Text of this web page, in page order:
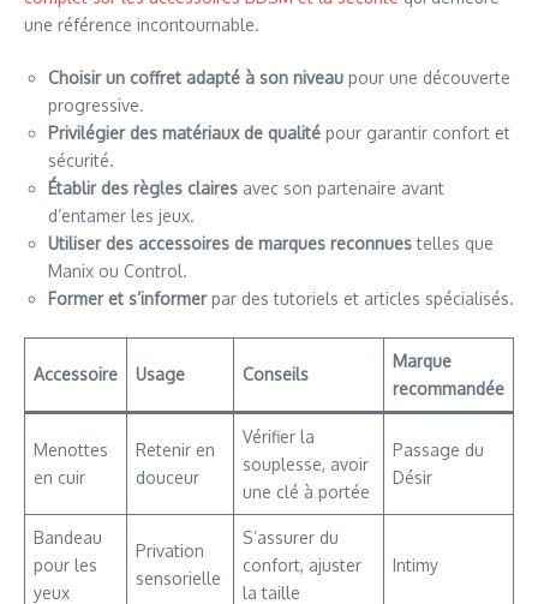
une référence incontournable.
Choisir un coffret adapté à son niveau pour une découverte
progressive.
Privilégier des matériaux de qualité pour garantir confort et
sécurité.
Établir des règles claires avec son partenaire avant
d’entamer les jeux.
Utiliser des accessoires de marques reconnuestelles que
Manix ou Control.
Former et s’informerpar des tutoriels et articles spécialisés.
Accessoire Usage Conseils
Marque
recommandée
Menottes
en cuir
Retenir en
douceur
Vérifier la
souplesse, avoir
une clé à portée
Passage du
Désir
Bandeau
pour les
yeux
Privation
sensorielle
S’assurer du
confort, ajuster
la taille
Intimy